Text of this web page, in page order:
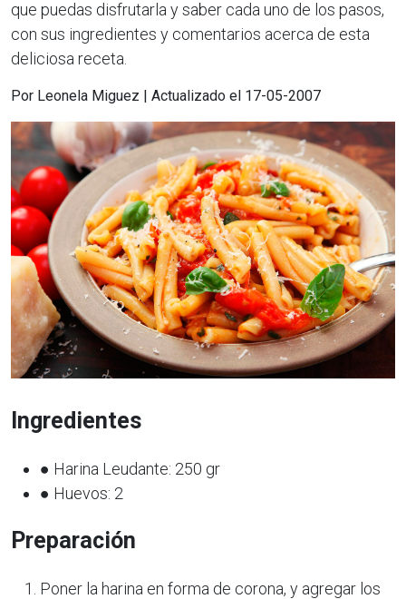
que puedas disfrutarla y saber cada uno de los pasos,
con sus ingredientes y comentarios acerca de esta
deliciosa receta.
Por Leonela Miguez | Actualizado el 17-05-2007
Ingredientes
● Harina Leudante: 250 gr
● Huevos: 2
Preparación
Poner la harina en forma de corona, y agregar los